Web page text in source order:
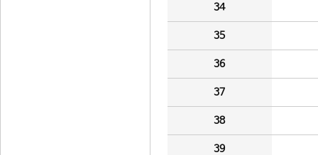
34
35
36
37
38
39